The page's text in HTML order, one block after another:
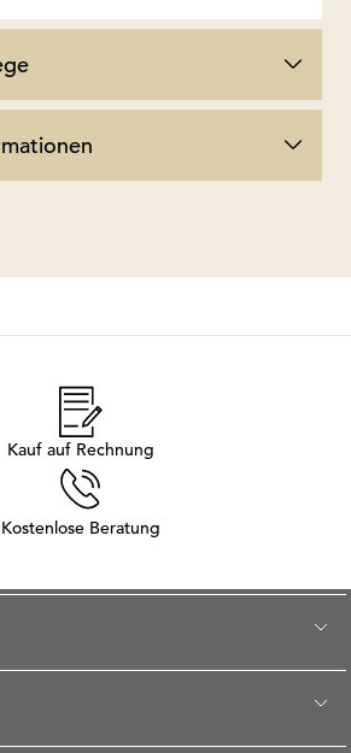
Kauf auf Rechnung
Kostenlose Beratung